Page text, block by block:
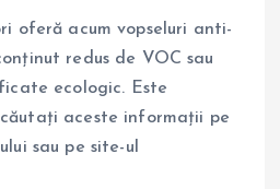
oferă acum vopseluri anti-
redus de VOC sau
ecologic. Este
aceste informații pe
sau pe site-ul